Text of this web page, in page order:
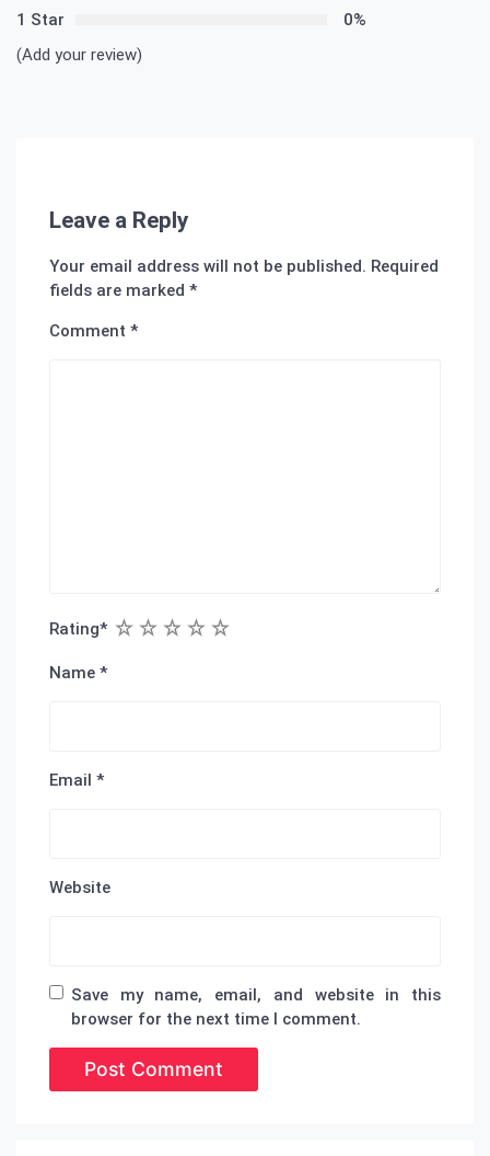
1 Star
0%
(Add your review)
Leave a Reply
Your email address will not be published. Required
fields are marked *
Comment *
Rating* 5
4
3
2
1
Name *
Email *
Website
Save my name, email, and website in this
browser for the next time I comment.